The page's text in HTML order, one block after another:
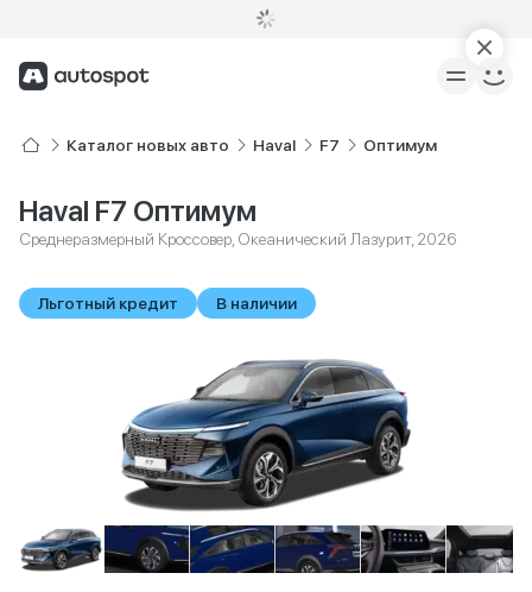
Каталог новых авто Haval F7 Оптимум
Haval F7 Оптимум
Среднеразмерный Кроссовер, Океанический Лазурит, 2026
Льготный кредит В наличии